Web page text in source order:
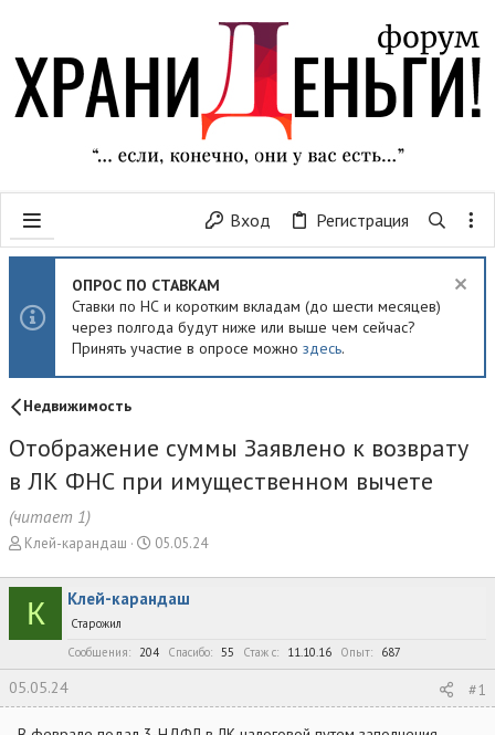
Вход Регистрация
ОПРОС ПО СТАВКАМ
Ставки по НС и коротким вкладам (до шести месяцев)
через полгода будут ниже или выше чем сейчас?
Принять участие в опросе можно здесь.
Недвижимость
Отображение суммы Заявлено к возврату
в ЛК ФНС при имущественном вычете
(читает 1)
А
т
о
р
т
м
Клей-карандаш
Д
т
а
ч
05.05.24
К Клей-карандаш
Старожил
Сообщения
204 Спасибо 55 Стаж c 11.10.16 Опыт 687
05.05.24 #1